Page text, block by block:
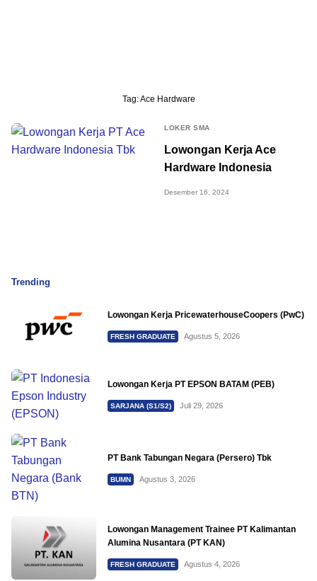
Tag:Ace Hardware
LOKER SMA
Lowongan Kerja Ace
Hardware Indonesia
Desember 16, 2024
Trending
Lowongan Kerja PricewaterhouseCoopers (PwC)
FRESH GRADUATE Agustus 5, 2026
Lowongan Kerja PT EPSON BATAM (PEB)
SARJANA (S1/S2) Juli 29, 2026
PT Bank Tabungan Negara (Persero) Tbk
BUMN Agustus 3, 2026
Lowongan Management Trainee PT Kalimantan
Alumina Nusantara (PT KAN)
FRESH GRADUATE Agustus 4, 2026